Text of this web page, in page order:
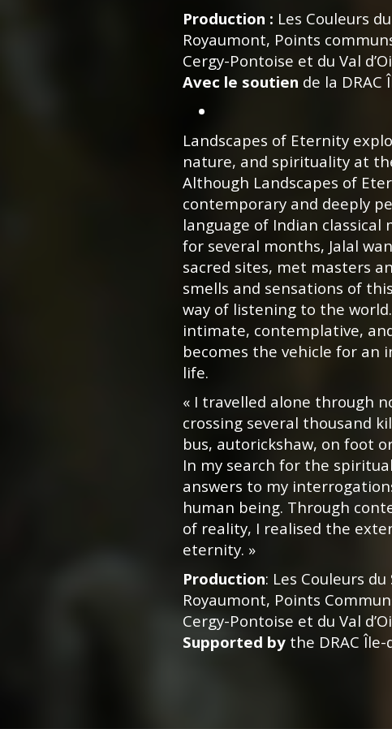
Production : Les Couleurs
Royaumont, Points
Cergy-Pontoise et du Val
Avec le soutien de la DRAC
Landscapes of Eternity
nature, and spirituality at
Although Landscapes of
contemporary and deeply
language of Indian classical
for several months, Jalal
sacred sites, met masters
smells and sensations of
way of listening to the
intimate, contemplative,
becomes the vehicle for
life.
« I travelled alone through
crossing several thousand
bus, autorickshaw, on foot
In my search for the
answers to my
human being. Through
of reality, I realised the
eternity. »
Production: Les Couleurs du
Royaumont, Points
Cergy-Pontoise et du Val
Supported bythe DRAC Île-